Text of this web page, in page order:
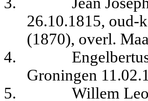
26.10.1815, oud-
(1870), overl.
4.
Groningen
5.
Willem